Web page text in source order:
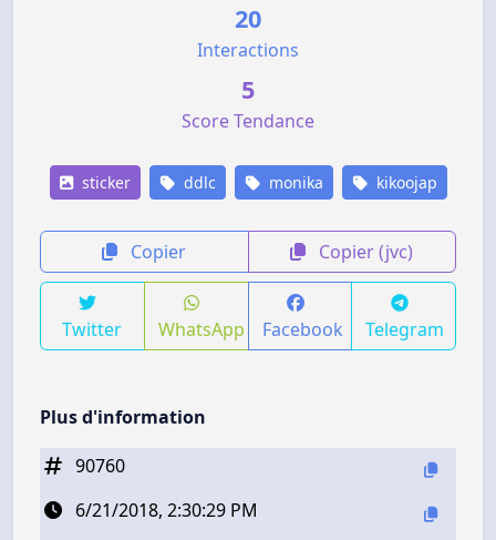
20
Interactions
5
Score Tendance
sticker ddlc monika kikoojap
Copier Copier (jvc)
Twitter WhatsApp Facebook Telegram
Plus d'information
90760
6/21/2018, 2:30:29 PM